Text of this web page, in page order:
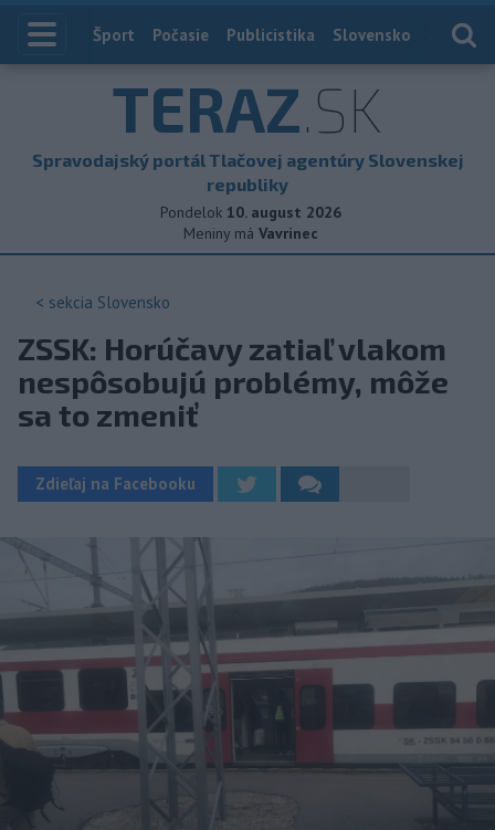
Index
Šport Počasie Publicistika Slovensko
TERAZ.SK
Spravodajský portál Tlačovej agentúry Slovenskej
republiky
Pondelok 10. august 2026
Meniny má Vavrinec
< sekcia Slovensko
ZSSK: Horúčavy zatiaľ vlakom
nespôsobujú problémy, môže
sa to zmeniť
Zdieľaj na Facebooku